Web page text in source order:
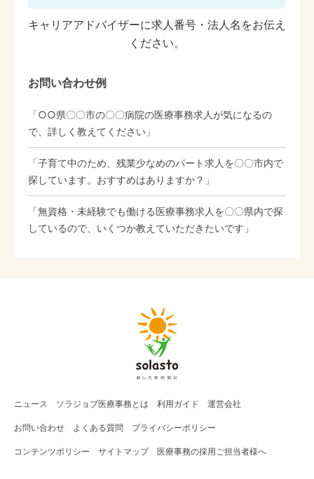
キャリアアドバイザーに求人番号・法人名をお伝え
ください。
お問い合わせ例
「○○県〇〇市の〇〇病院の医療事務求人が気になるの
で、詳しく教えてください」
「子育て中のため、残業少なめのパート求人を〇〇市内で
探しています。おすすめはありますか？」
「無資格・未経験でも働ける医療事務求人を〇〇県内で探
しているので、いくつか教えていただきたいです」
ニュース ソラジョブ医療事務 とは 利用ガイド 運営会社
お問い合わせ よくある質問 プライバシーポリシー
コンテンツポリシー サイトマップ 医療事務の採用ご担当者様へ